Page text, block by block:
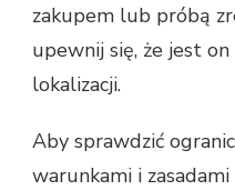
zakupem lub próbą
upewnij się, że jest
lokalizacji.
Aby sprawdzić
warunkami i